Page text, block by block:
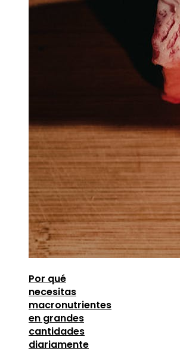
Por qué
necesitas
macronutrientes
en grandes
cantidades
diariamente